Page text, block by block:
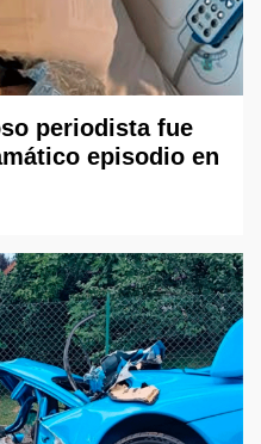
periodista fue
episodio en